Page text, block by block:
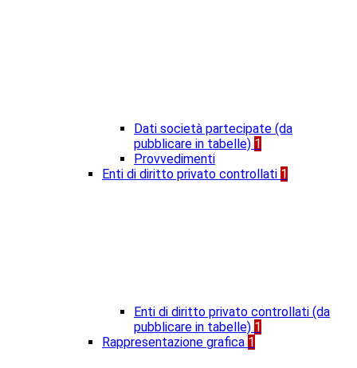
Dati società partecipate (da
pubblicare in tabelle) 1
Provvedimenti
Enti di diritto privato controllati 1
Enti di diritto privato controllati (da
pubblicare in tabelle) 1
Rappresentazione grafica 1